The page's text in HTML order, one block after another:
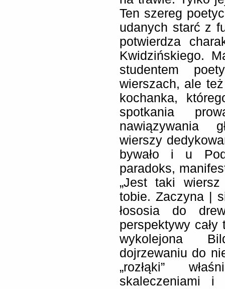
Ten szereg
udanych starć z
potwierdza
Kwidzińskiego.
studentem
wierszach, ale
kochanka,
spotkania
nawiązywania
wierszy
bywało i u
paradoks,
„Jest taki
tobie. Zaczyna |
łososia do
perspektywy
wykolejona
dojrzewaniu do
„rozłąki”
skaleczeniami i